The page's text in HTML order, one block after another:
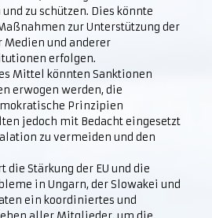
zu schützen. Dies könnte
zur Unterstützung der
und anderer
erfolgen.
Mittel könnten Sanktionen
erwogen werden, die
Prinzipien
jedoch mit Bedacht eingesetzt
zu vermeiden und den
Stärkung der EU und die
in Ungarn, der Slowakei und
ein koordiniertes und